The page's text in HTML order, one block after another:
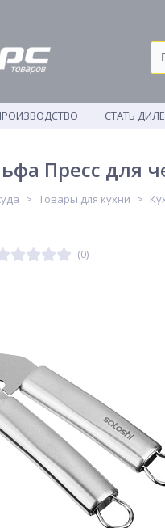
СТАТЬ
Пресс для
Товары для кухни
(0)